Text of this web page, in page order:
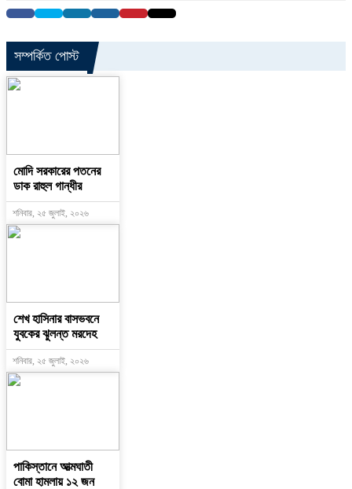
সম্পর্কিত পোস্ট
মোদি সরকারের পতনের
ডাক রাহুল গান্ধীর
শনিবার, ২৫ জুলাই, ২০২৬
শেখ হাসিনার বাসভবনে
যুবকের ঝুলন্ত মরদেহ
শনিবার, ২৫ জুলাই, ২০২৬
পাকিস্তানে আত্মঘাতী
বোমা হামলায় ১২ জন